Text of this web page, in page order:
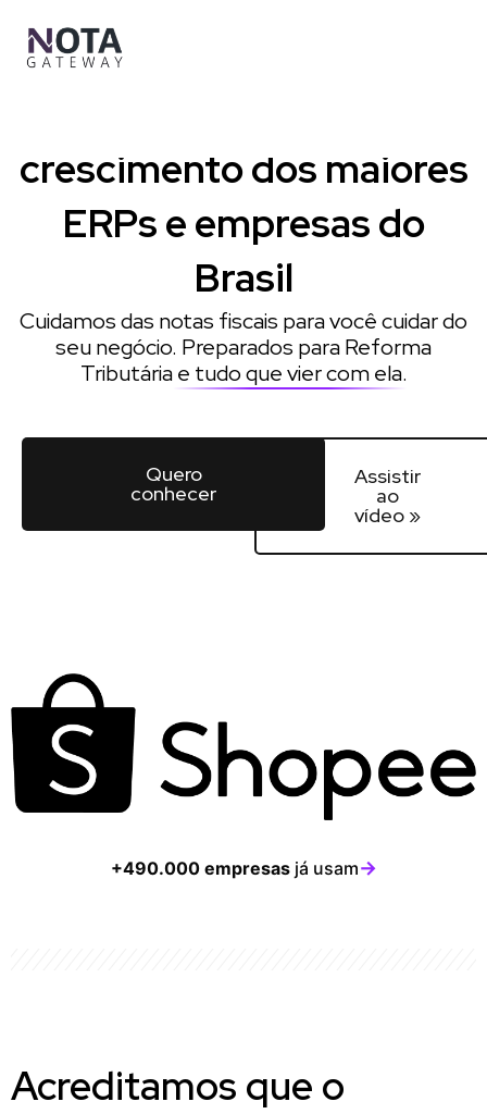
para
crescimento dos maiores
ERPs e empresas do
Brasil
Cuidamos das notas fiscais para você cuidar do
seu negócio. Preparados para Reforma
Tributáriae tudo que vier com ela.
Quero
conhecer
Assistir
ao
vídeo »
+490.000 empresas já usam→
Acreditamos que o